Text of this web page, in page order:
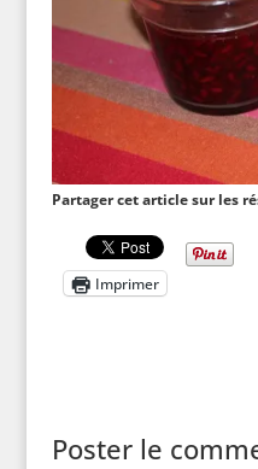
Partager cet article sur les
Imprimer
Poster le